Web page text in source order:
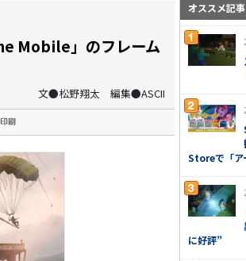
Mobile」のフレーム
文●松野翔太 編集●ASCII
オススメ記事
Storeで「ア
に好評”